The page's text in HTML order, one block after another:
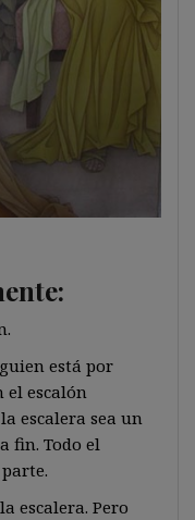
está por
el escalón
escalera sea un
fin. Todo el
escalera. Pero